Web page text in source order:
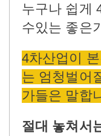
누구나 쉽게
수있는 좋은
4차산업이
는 엄청벌어
가들은 말합
절대 놓쳐서